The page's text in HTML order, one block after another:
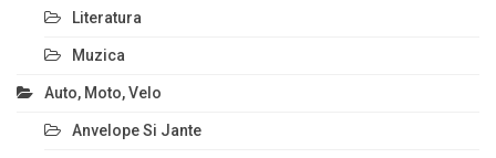
Literatura
Muzica
Auto, Moto, Velo
Anvelope Si Jante